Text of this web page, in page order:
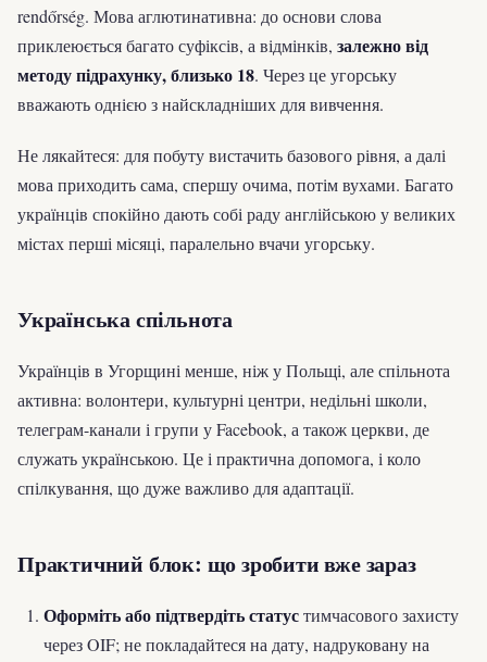
rendőrség. Мова аглютинативна: до основи слова
приклеюється багато суфіксів, а відмінків, залежно від
методу підрахунку, близько 18. Через це угорську
вважають однією з найскладніших для вивчення.
Не лякайтеся: для побуту вистачить базового рівня, а далі
мова приходить сама, спершу очима, потім вухами. Багато
українців спокійно дають собі раду англійською у великих
містах перші місяці, паралельно вчачи угорську.
Українська спільнота
Українців в Угорщині менше, ніж у Польщі, але спільнота
активна: волонтери, культурні центри, недільні школи,
телеграм-канали і групи у Facebook, а також церкви, де
служать українською. Це і практична допомога, і коло
спілкування, що дуже важливо для адаптації.
Практичний блок: що зробити вже зараз
Оформіть або підтвердіть статустимчасового захисту
через OIF; не покладайтеся на дату, надруковану на